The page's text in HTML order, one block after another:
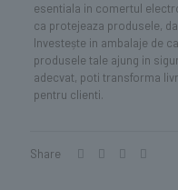
esentiala in comertul
ca protejeaza produsele,
Investește in ambalaje de
produsele tale ajung in
adecvat, poti transforma
pentru clienti.
Share